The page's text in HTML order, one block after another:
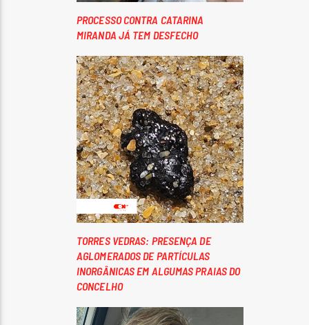
PROCESSO CONTRA CATARINA
MIRANDA JÁ TEM DESFECHO
TORRES VEDRAS: PRESENÇA DE
AGLOMERADOS DE PARTÍCULAS
INORGÂNICAS EM ALGUMAS PRAIAS DO
CONCELHO